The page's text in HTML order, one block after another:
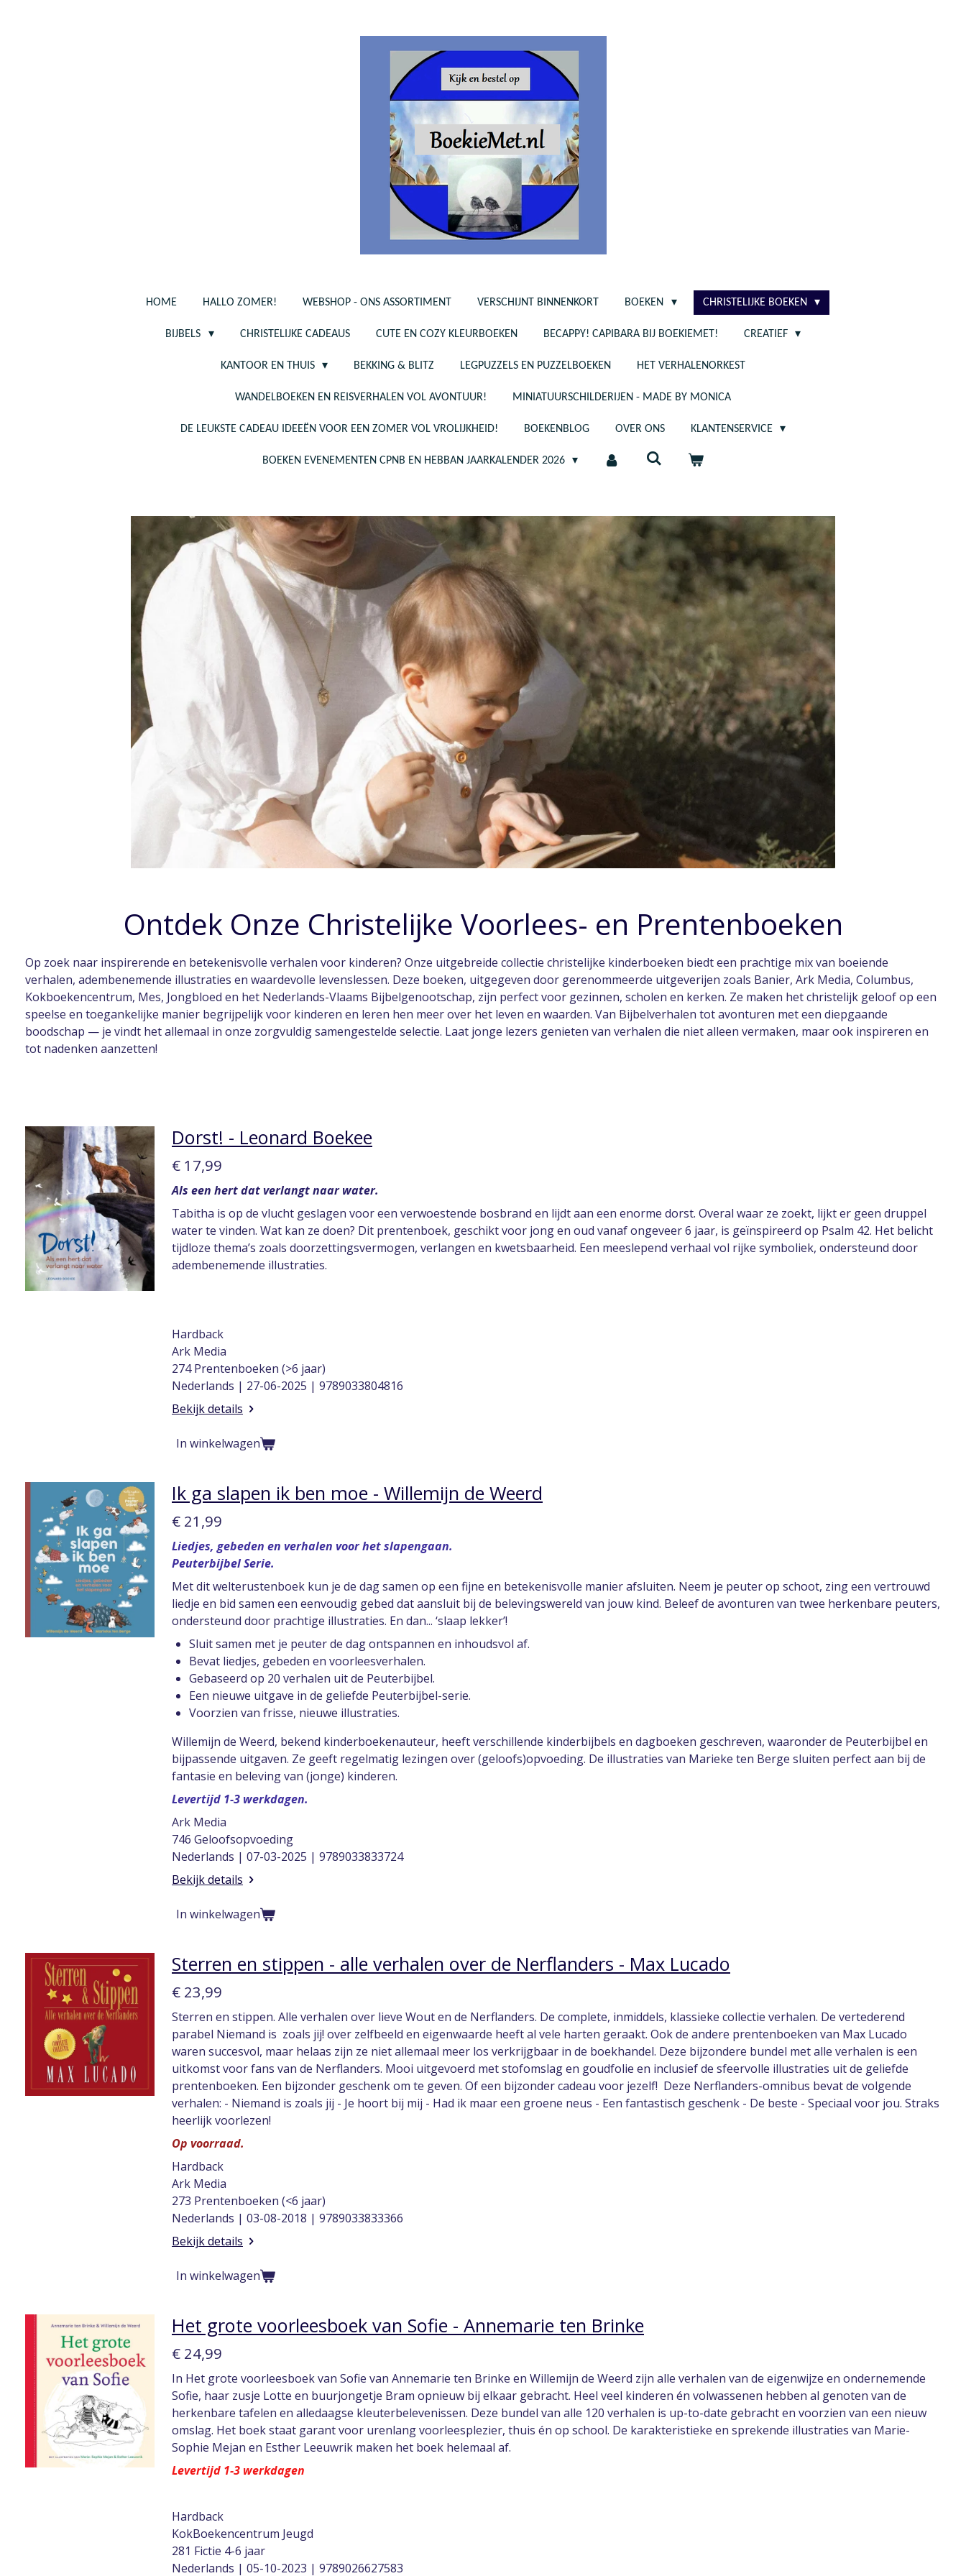
HOME HALLO ZOMER! WEBSHOP - ONS ASSORTIMENT VERSCHIJNT BINNENKORT BOEKEN CHRISTELIJKE BOEKEN
BIJBELS CHRISTELIJKE CADEAUS CUTE EN COZY KLEURBOEKEN BECAPPY! CAPIBARA BIJ BOEKIEMET! CREATIEF
KANTOOR EN THUIS BEKKING & BLITZ LEGPUZZELS EN PUZZELBOEKEN HET VERHALENORKEST
WANDELBOEKEN EN REISVERHALEN VOL AVONTUUR! MINIATUURSCHILDERIJEN - MADE BY MONICA
DE LEUKSTE CADEAU IDEEËN VOOR EEN ZOMER VOL VROLIJKHEID! BOEKENBLOG OVER ONS KLANTENSERVICE
BOEKEN EVENEMENTEN CPNB EN HEBBAN JAARKALENDER 2026
Ontdek Onze Christelijke Voorlees- en Prentenboeken
Op zoek naar inspirerende en betekenisvolle verhalen voor kinderen? Onze uitgebreide collectie christelijke kinderboeken biedt een prachtige mix van boeiende
verhalen, adembenemende illustraties en waardevolle levenslessen. Deze boeken, uitgegeven door gerenommeerde uitgeverijen zoals Banier, Ark Media, Columbus,
Kokboekencentrum, Mes, Jongbloed en het Nederlands-Vlaams Bijbelgenootschap, zijn perfect voor gezinnen, scholen en kerken. Ze maken het christelijk geloof op een
speelse en toegankelijke manier begrijpelijk voor kinderen en leren hen meer over het leven en waarden. Van Bijbelverhalen tot avonturen met een diepgaande
boodschap — je vindt het allemaal in onze zorgvuldig samengestelde selectie. Laat jonge lezers genieten van verhalen die niet alleen vermaken, maar ook inspireren en
tot nadenken aanzetten!
Dorst! - Leonard Boekee
€ 17,99
Als een hert dat verlangt naar water.
Tabitha is op de vlucht geslagen voor een verwoestende bosbrand en lijdt aan een enorme dorst. Overal waar ze zoekt, lijkt er geen druppel
water te vinden. Wat kan ze doen? Dit prentenboek, geschikt voor jong en oud vanaf ongeveer 6 jaar, is geïnspireerd op Psalm 42. Het belicht
tijdloze thema’s zoals doorzettingsvermogen, verlangen en kwetsbaarheid. Een meeslepend verhaal vol rijke symboliek, ondersteund door
adembenemende illustraties.
Hardback
Ark Media
274 Prentenboeken (>6 jaar)
Nederlands | 27-06-2025 | 9789033804816
Bekijk details
In winkelwagen
Ik ga slapen ik ben moe - Willemijn de Weerd
€ 21,99
Liedjes, gebeden en verhalen voor het slapengaan.
Peuterbijbel Serie.
Met dit welterustenboek kun je de dag samen op een fijne en betekenisvolle manier afsluiten. Neem je peuter op schoot, zing een vertrouwd
liedje en bid samen een eenvoudig gebed dat aansluit bij de belevingswereld van jouw kind. Beleef de avonturen van twee herkenbare peuters,
ondersteund door prachtige illustraties. En dan... ‘slaap lekker’!
Sluit samen met je peuter de dag ontspannen en inhoudsvol af.
Bevat liedjes, gebeden en voorleesverhalen.
Gebaseerd op 20 verhalen uit de Peuterbijbel.
Een nieuwe uitgave in de geliefde Peuterbijbel-serie.
Voorzien van frisse, nieuwe illustraties.
Willemijn de Weerd, bekend kinderboekenauteur, heeft verschillende kinderbijbels en dagboeken geschreven, waaronder de Peuterbijbel en
bijpassende uitgaven. Ze geeft regelmatig lezingen over (geloofs)opvoeding. De illustraties van Marieke ten Berge sluiten perfect aan bij de
fantasie en beleving van (jonge) kinderen.
Levertijd 1-3 werkdagen.
Ark Media
746 Geloofsopvoeding
Nederlands | 07-03-2025 | 9789033833724
Bekijk details
In winkelwagen
Sterren en stippen - alle verhalen over de Nerflanders - Max Lucado
€ 23,99
Sterren en stippen. Alle verhalen over lieve Wout en de Nerflanders. De complete, inmiddels, klassieke collectie verhalen. De vertederend
parabel Niemand is zoals jij! over zelfbeeld en eigenwaarde heeft al vele harten geraakt. Ook de andere prentenboeken van Max Lucado
waren succesvol, maar helaas zijn ze niet allemaal meer los verkrijgbaar in de boekhandel. Deze bijzondere bundel met alle verhalen is een
uitkomst voor fans van de Nerflanders. Mooi uitgevoerd met stofomslag en goudfolie en inclusief de sfeervolle illustraties uit de geliefde
prentenboeken. Een bijzonder geschenk om te geven. Of een bijzonder cadeau voor jezelf! Deze Nerflanders-omnibus bevat de volgende
verhalen: - Niemand is zoals jij - Je hoort bij mij - Had ik maar een groene neus - Een fantastisch geschenk - De beste - Speciaal voor jou. Straks
heerlijk voorlezen!
Op voorraad.
Hardback
Ark Media
273 Prentenboeken (<6 jaar)
Nederlands | 03-08-2018 | 9789033833366
Bekijk details
In winkelwagen
Het grote voorleesboek van Sofie - Annemarie ten Brinke
€ 24,99
In Het grote voorleesboek van Sofie van Annemarie ten Brinke en Willemijn de Weerd zijn alle verhalen van de eigenwijze en ondernemende
Sofie, haar zusje Lotte en buurjongetje Bram opnieuw bij elkaar gebracht. Heel veel kinderen én volwassenen hebben al genoten van de
herkenbare tafelen en alledaagse kleuterbelevenissen. Deze bundel van alle 120 verhalen is up-to-date gebracht en voorzien van een nieuw
omslag. Het boek staat garant voor urenlang voorleesplezier, thuis én op school. De karakteristieke en sprekende illustraties van Marie-
Sophie Mejan en Esther Leeuwrik maken het boek helemaal af.
Levertijd 1-3 werkdagen
Hardback
KokBoekencentrum Jeugd
281 Fictie 4-6 jaar
Nederlands | 05-10-2023 | 9789026627583